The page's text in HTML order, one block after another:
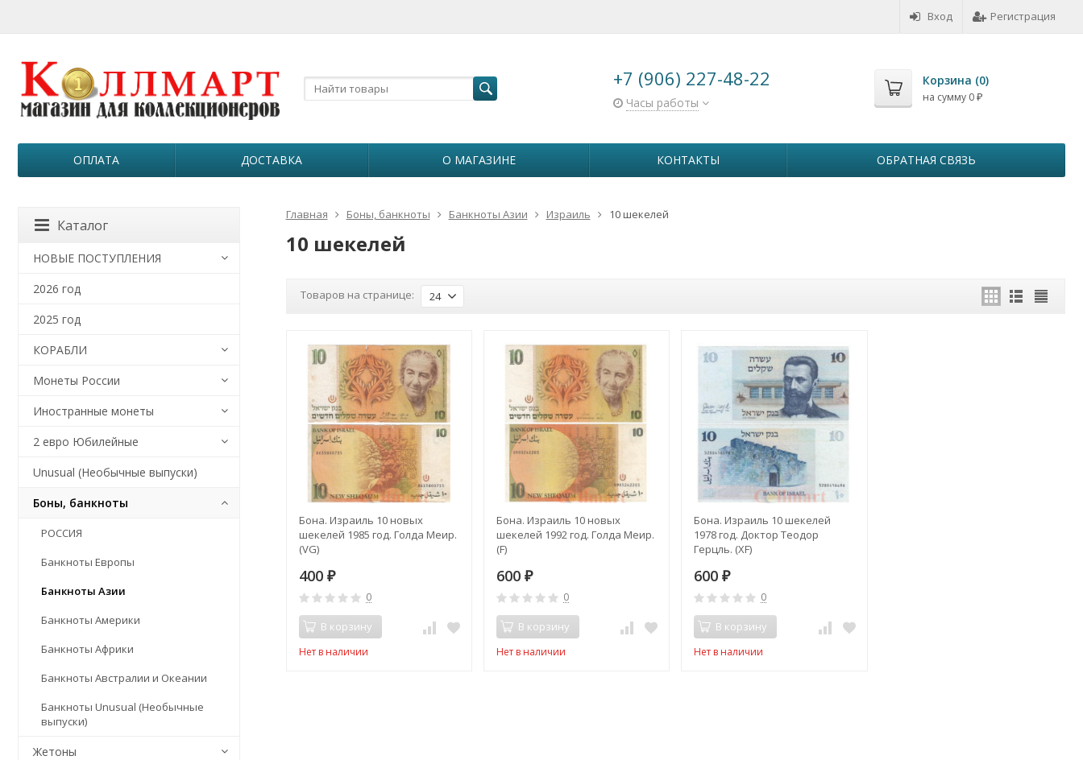
Вход Регистрация
+7 (906) 227-48-22
Часы работы
Корзина (0)
на сумму 0 ₽
ОПЛАТА ДОСТАВКА О МАГАЗИНЕ КОНТАКТЫ ОБРАТНАЯ СВЯЗЬ
Главная Боны, банкноты Банкноты Азии Израиль 10 шекелей
10 шекелей
Товаров на странице: 24
Бона. Израиль 10 новых
шекелей 1985 год. Голда Меир.
(VG)
400 ₽
0
В корзину
Нет в наличии
Бона. Израиль 10 новых
шекелей 1992 год. Голда Меир.
(F)
600 ₽
0
В корзину
Нет в наличии
Бона. Израиль 10 шекелей
1978 год. Доктор Теодор
Герцль. (XF)
600₽
0
В корзину
Нет в наличии
Каталог
НОВЫЕ ПОСТУПЛЕНИЯ
2026 год
2025 год
КОРАБЛИ
Монеты России
Иностранные монеты
2 евро Юбилейные
Unusual (Необычные выпуски)
Боны, банкноты
РОССИЯ
Банкноты Европы
Банкноты Азии
Банкноты Америки
Банкноты Африки
Банкноты Австралии и Океании
Банкноты Unusual (Необычные
выпуски)
Жетоны